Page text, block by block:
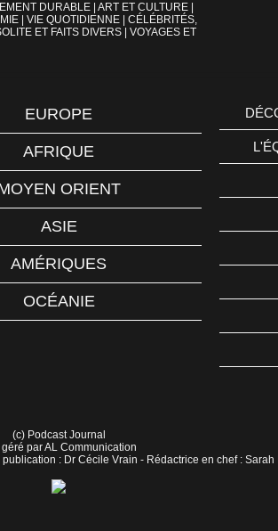
DURABLE ART ET CULTURE
VIE QUOTIDIENNE
CÉLÉBRITÉS,
ET FAITS DIVERS
VOYAGES ET
EUROPE
AFRIQUE
ORIENT
ASIE
AMÉRIQUES
OCÉANIE
(c) Podcast Journal
par AL Communication
: Dr Cécile Vrain - Rédactrice en chef : Sarah